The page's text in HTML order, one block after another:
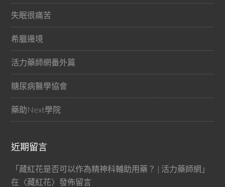
失眠很痛苦
希臘邊境
活力藥師網番外篇
糖尿病醫學協會
藥助Next學院
近期留言
「藏紅花是否可以作為精神科輔助用藥？ | 活力藥師網 」
在〈藏紅花〉發佈留言